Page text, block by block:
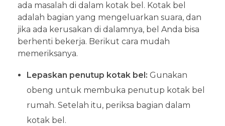
ada masalah di dalam kotak bel. Kotak bel
adalah bagian yang mengeluarkan suara, dan
jika ada kerusakan di dalamnya, bel Anda bisa
berhenti bekerja. Berikut cara mudah
memeriksanya.
Lepaskan penutup kotak bel: Gunakan
obeng untuk membuka penutup kotak bel
rumah. Setelah itu, periksa bagian dalam
kotak bel.